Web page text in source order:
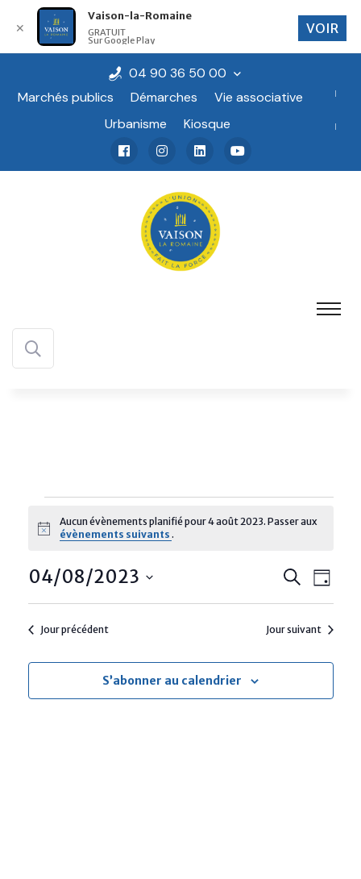
04 90 36 50 00
Marchés publics
Démarches
Vie associative
Urbanisme
Kiosque
Évènements
for
4
août
2023
Notice
Aucun évènements planifié pour 4 août 2023. Passer aux
évènements suivants.
et
de
vues
Recherche
de
Jour
04/08/2023
Sélectionnez
une
Jour précédent Jour suivant
S’abonner au calendrier
✕
Vaison-la-Romaine
GRATUIT
Sur Google Play
VOIR